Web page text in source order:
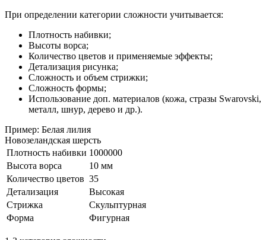
При определении категории сложности учитывается:
Плотность набивки;
Высоты ворса;
Количество цветов и применяемые эффекты;
Детализация рисунка;
Сложность и объем стрижки;
Сложность формы;
Использование доп. материалов (кожа, стразы Swarovski,
металл, шнур, дерево и др.).
Пример: Белая лилия
Новозеландская шерсть
Плотность набивки 1000000
Высота ворса
10 мм
Количество цветов 35
Детализация
Высокая
Стрижка
Скульптурная
Форма
Фигурная